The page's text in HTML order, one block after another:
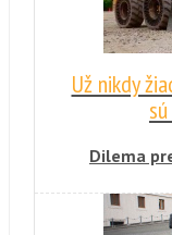
Už nikdy
Dilema
druhu